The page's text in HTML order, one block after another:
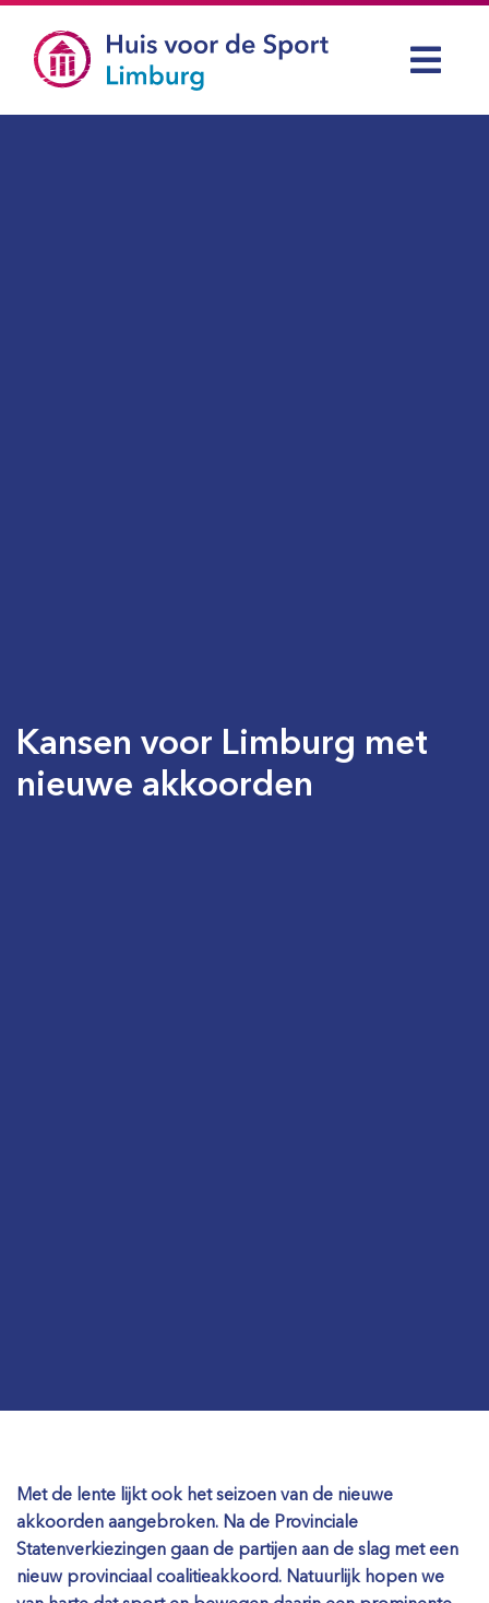
Kansen voor Limburg met
nieuwe akkoorden
Met de lente lijkt ook het seizoen van de nieuwe
akkoorden aangebroken. Na de Provinciale
Statenverkiezingen gaan de partijen aan de slag met een
nieuw provinciaal coalitieakkoord. Natuurlijk hopen we